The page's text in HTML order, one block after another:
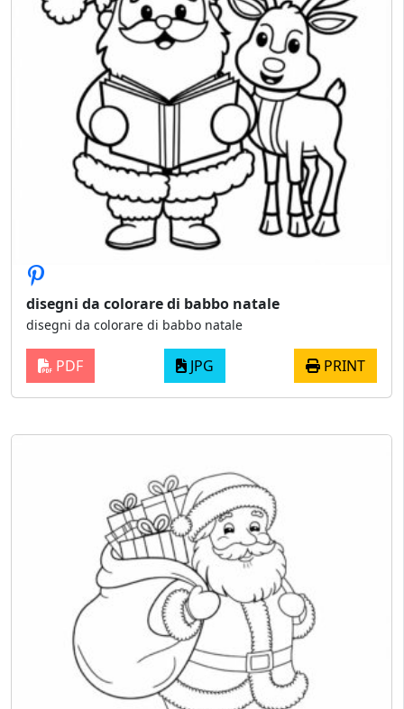
disegni da colorare di babbo natale
disegni da colorare di babbo natale
PDF JPG PRINT